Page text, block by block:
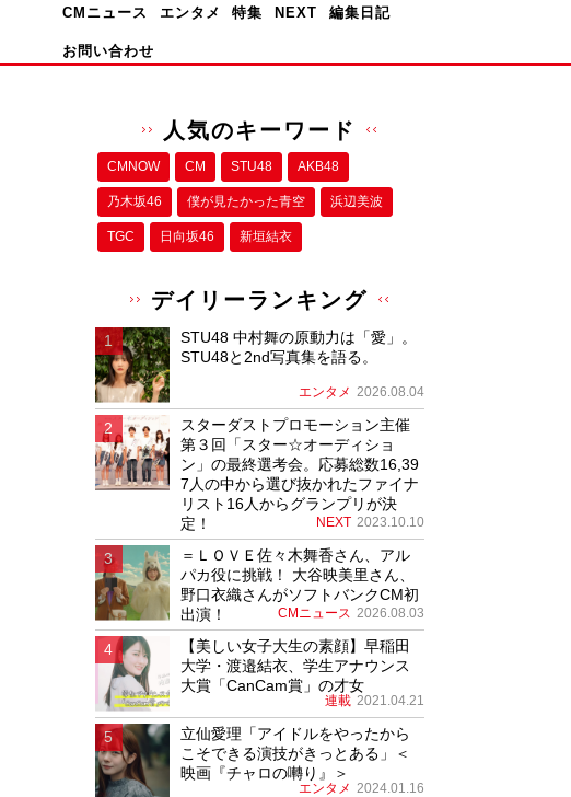
CMニュース エンタメ 特集 NEXT 編集日記
お問い合わせ
人気のキーワード
CMNOW CM STU48 AKB48
乃木坂46 僕が⾒たかった⻘空 浜辺美波
TGC 日向坂46 新垣結衣
デイリーランキング
STU48 中村舞の原動力は「愛」。
STU48と2nd写真集を語る。
エンタメ 2026.08.04
スターダストプロモーション主催
第３回「スター☆オーディショ
ン」の最終選考会。応募総数16,39
7人の中から選び抜かれたファイナ
リスト16人からグランプリが決
定！
NEXT 2023.10.10
＝ＬＯＶＥ佐々木舞香さん、アル
パカ役に挑戦！ 大谷映美里さん、
野口衣織さんがソフトバンクCM初
出演！
CMニュース 2026.08.03
【美しい女子大生の素顔】早稲田
大学・渡邉結衣、学生アナウンス
大賞「CanCam賞」の才女
連載 2021.04.21
立仙愛理「アイドルをやったから
こそできる演技がきっとある」＜
映画『チャロの囀り』＞
エンタメ 2024.01.16